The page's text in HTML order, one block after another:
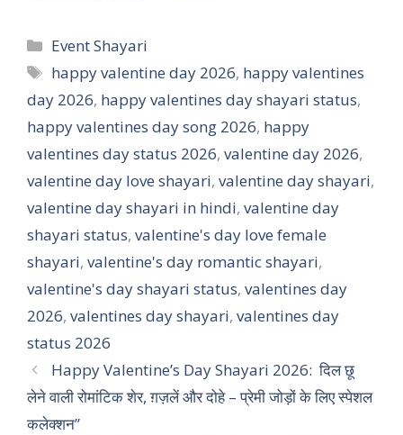
t
s
A
p
p
c
e
b
o
o
k
n
t
e
r
e
s
r
e
Categories
Event Shayari
Tags
happy valentine day 2026, happy valentines
day 2026, happy valentines day shayari status,
happy valentines day song 2026, happy
valentines day status 2026, valentine day 2026,
valentine day love shayari, valentine day shayari,
valentine day shayari in hindi, valentine day
shayari status, valentine's day love female
shayari, valentine's day romantic shayari,
valentine's day shayari status, valentines day
2026, valentines day shayari, valentines day
status 2026
Happy Valentine’s Day Shayari 2026: दिल छू
लेने वाली रोमांटिक शेर, ग़ज़लें और दोहे – प्रेमी जोड़ों के लिए स्पेशल
कलेक्शन”